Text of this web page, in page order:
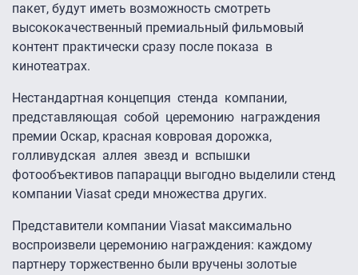
пакет, будут иметь возможность смотреть
высококачественный премиальный фильмовый
контент практически сразу после показа в
кинотеатрах.
Нестандартная концепция стенда компании,
представляющая собой церемонию награждения
премии Оскар, красная ковровая дорожка,
голливудская аллея звезд и вспышки
фотообъективов папарацци выгодно выделили стенд
компании Viasat среди множества других.
Представители компании Viasat максимально
воспроизвели церемонию награждения: каждому
партнеру торжественно были вручены золотые